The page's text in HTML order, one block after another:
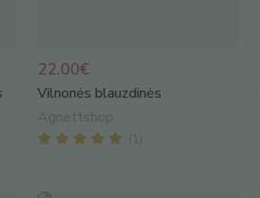
22.00€
Vilnonės blauzdinės
Agnettshop
( 1